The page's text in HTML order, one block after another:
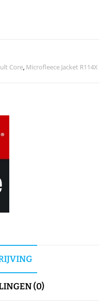
Core, Microfleece Jacket R114X
(0)